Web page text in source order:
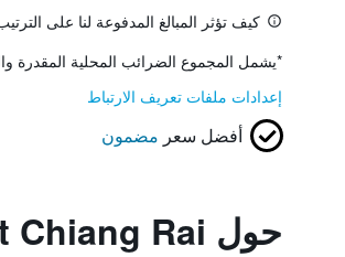
كيف تؤثر المبالغ المدفوعة لنا على
*يشمل المجموع الضرائب المحلية المقدرة
إعدادات ملفات تعريف الارتباط
أفضل سعر مضمون
حول The Unique Resident Chiang Rai